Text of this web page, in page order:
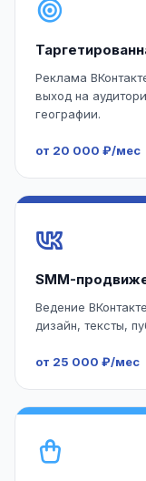
Реклама
выход на
географии.
от 20 000 ₽/мес
SMM-
Ведение
дизайн, тексты,
от 25 000 ₽/мес